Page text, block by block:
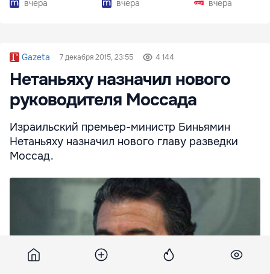
вчера
вчера
вчера
Gazeta 7 декабря 2015, 23:55 4 144
Нетаньяху назначил нового
руководителя Моссада
Израильский премьер-министр Биньямин
Нетаньяху назначил нового главу разведки
Моссад.